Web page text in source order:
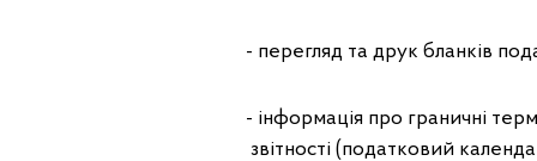
- перегляд та друк бланків
- інформація про граничні
звітності (податковий